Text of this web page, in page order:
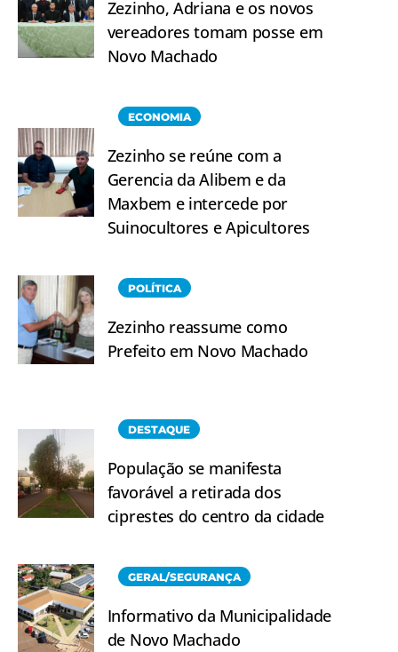
Zezinho, Adriana e os novos
vereadores tomam posse em
Novo Machado
ECONOMIA
Zezinho se reúne com a
Gerencia da Alibem e da
Maxbem e intercede por
Suinocultores e Apicultores
POLÍTICA
Zezinho reassume como
Prefeito em Novo Machado
DESTAQUE
População se manifesta
favorável a retirada dos
ciprestes do centro da cidade
GERAL/SEGURANÇA
Informativo da Municipalidade
de Novo Machado